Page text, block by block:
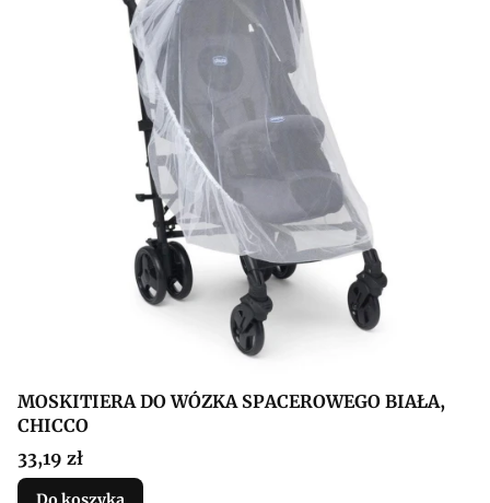
MOSKITIERA DO WÓZKA SPACEROWEGO BIAŁA,
CHICCO
Cena
33,19 zł